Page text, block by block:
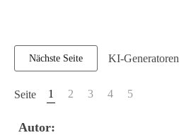
Nächste Seite KI-Generatoren
Seite 1 2 3 4 5
Autor: